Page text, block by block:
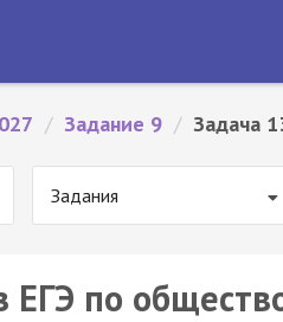
/ Задание 9 / Задача
Задания
ЕГЭ по